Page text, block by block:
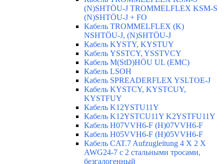
(N)SHTÖU-J TROMMELFLEX KSM-S
(N)SHTÖU-J + FO
Кабель TROMMELFLEX (K)
NSHTÖU-J, (N)SHTÖU-J
Кабель KYSTY, KYSTUY
Кабель YSSTCY, YSSTVCY
Кабель M(StD)HÖU UL (EMС)
Кабель LSOH
Кабель SPREADERFLEX YSLTOE-J
Кабель KYSTCY, KYSTCUY,
KYSTFUY
Кабель K12YSTU11Y
Кабель K12YSTCU11Y K2YSTFU11Y
Кабель H07VVH6-F (H)07VVH6-F
Кабель H05VVH6-F (H)05VVH6-F
Кабель CAT.7 Aufzugleitung 4 X 2 X
AWG24-7 c 2 стальными тросами,
безгалогенный